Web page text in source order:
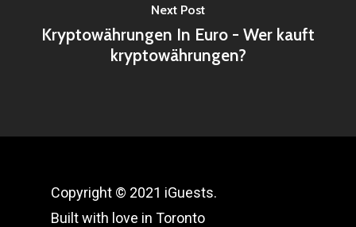
Next Post
Kryptowährungen In Euro - Wer kauft
kryptowährungen?
Copyright © 2021 iGuests.
Built with love in Toronto